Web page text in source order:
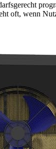
oft, wenn